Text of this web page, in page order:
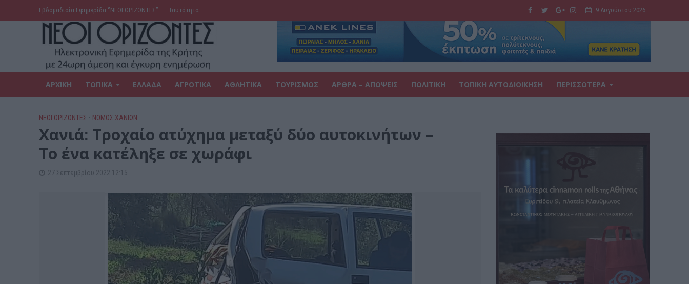
Εβδομαδιαία Εφημερίδα ‘’ΝΕΟΙ ΟΡΙΖΟΝΤΕΣ’’ Ταυτότητα 9 Αυγούστου 2026
ΑΡΧΙΚΗ ΤΟΠΙΚΑ ΕΛΛΑΔΑ ΑΓΡΟΤΙΚΑ ΑΘΛΗΤΙΚΑ ΤΟΥΡΙΣΜΟΣ ΑΡΘΡΑ – ΑΠΟΨΕΙΣ ΠΟΛΙΤΙΚΗ ΤΟΠΙΚΗ ΑΥΤΟΔΙΟΙΚΗΣΗ ΠΕΡΙΣΣΟΤΕΡΑ
ΝΕΟΙ ΟΡΙΖΟΝΤΕΣ • ΝΟΜΌΣ ΧΑΝΊΩΝ
Χανιά: Τροχαίο ατύχημα μεταξύ δύο αυτοκινήτων –
Το ένα κατέληξε σε χωράφι
27 Σεπτεμβρίου 2022 12:15